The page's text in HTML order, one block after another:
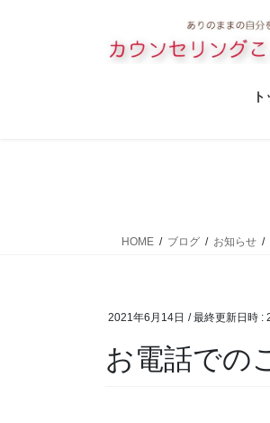
HOME ブログ お知らせ
2021年6月14日 / 最終更新日時 :
お電話で